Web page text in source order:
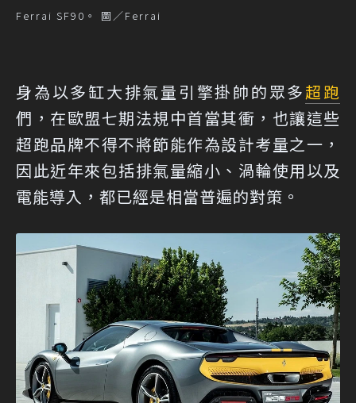
Ferrai SF90。 圖／Ferrai
身為以多缸大排氣量引擎掛帥的眾多超跑
們，在歐盟七期法規中首當其衝，也讓這些
超跑品牌不得不將節能作為設計考量之一，
因此近年來包括排氣量縮小、渦輪使用以及
電能導入，都已經是相當普遍的對策。